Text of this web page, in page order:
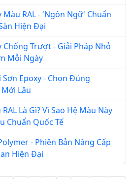
Màu RAL - 'Ngôn Ngữ' Chuẩn
Hiện Đại
Chống Trượt - Giải Pháp Nhỏ
Mỗi Ngày
Sơn Epoxy - Chọn Đúng
Lâu
Là Gì? Vì Sao Hệ Màu Này
Chuẩn Quốc Tế
- Phiên Bản Nâng Cấp
Hiện Đại